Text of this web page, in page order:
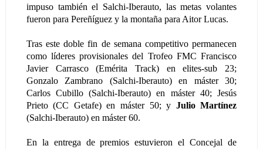
impuso también el Salchi-Iberauto, las metas volantes
fueron para Pereñíguez y la montaña para Aitor Lucas.
Tras este doble fin de semana competitivo permanecen
como líderes provisionales del Trofeo FMC Francisco
Javier Carrasco (Emérita Track) en elites-sub 23;
Gonzalo Zambrano (Salchi-Iberauto) en máster 30;
Carlos Cubillo (Salchi-Iberauto) en máster 40; Jesús
Prieto (CC Getafe) en máster 50; y Julio Martínez
(Salchi-Iberauto) en máster 60.
En la entrega de premios estuvieron el Concejal de